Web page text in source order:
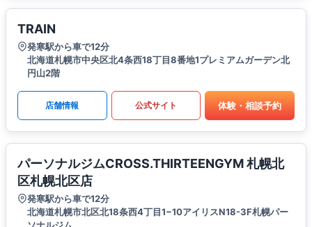
TRAIN
発寒駅から車で12分
北海道札幌市中央区北4条西18丁目8番地1プレミアムガーデン北
円山2階
店舗情報 公式サイト 体験・相談予約
パーソナルジムCROSS.THIRTEENGYM 札幌北
区札幌北区店
発寒駅から車で12分
北海道札幌市北区北18条西4丁目1−10アイリスN18-3F札幌パー